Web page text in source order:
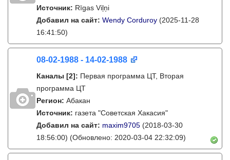
Источник: Rīgas Viļņi
Добавил на сайт: Wendy Corduroy (2025-11-28
16:41:50)
08-02-1988 - 14-02-1988
Каналы [2]: Первая программа ЦТ, Вторая
программа ЦТ
Регион: Абакан
Источник: газета "Советская Хакасия"
Добавил на сайт: maxim9705 (2018-03-30
18:56:00) (Обновлено: 2020-03-04 22:32:09)